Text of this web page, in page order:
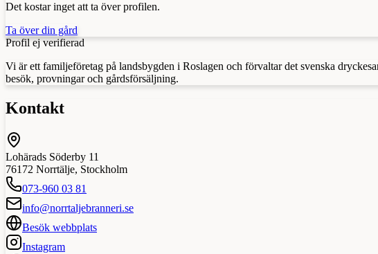
Det kostar inget att ta över profilen.
Ta över din gård
Profil ej verifierad
Vi är ett familjeföretag på landsbygden i Roslagen och förvaltar det svenska
besök, provningar och gårdsförsäljning.
Kontakt
Lohärads Söderby 11
76172 Norrtälje, Stockholm
073-960 03 81
info@norrtaljebranneri.se
Besök webbplats
Instagram